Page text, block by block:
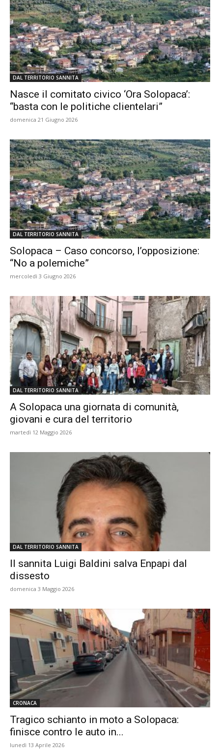
DAL TERRITORIO SANNITA
Nasce il comitato civico ‘Ora Solopaca’:
“basta con le politiche clientelari”
domenica 21 Giugno 2026
DAL TERRITORIO SANNITA
Solopaca – Caso concorso, l’opposizione:
“No a polemiche”
mercoledì 3 Giugno 2026
DAL TERRITORIO SANNITA
A Solopaca una giornata di comunità,
giovani e cura del territorio
martedì 12 Maggio 2026
DAL TERRITORIO SANNITA
Il sannita Luigi Baldini salva Enpapi dal
dissesto
domenica 3 Maggio 2026
CRONACA
Tragico schianto in moto a Solopaca:
finisce contro le auto in...
lunedì 13 Aprile 2026